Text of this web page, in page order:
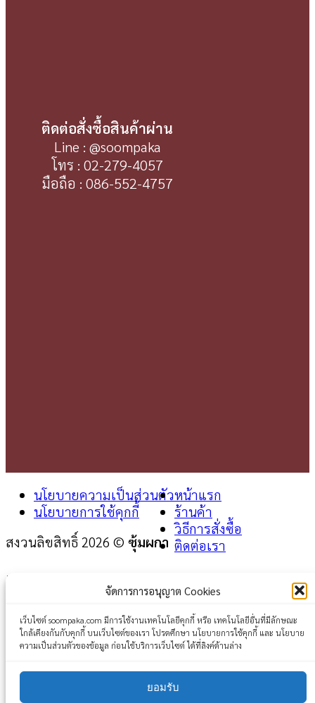
จัดการการอนุญาต Cookies
เว็บไซต์ soompaka.com มีการใช้งานเทคโนโลยีคุกกี้ หรือ เทคโนโลยีอื่นที่มีลักษณะ
ใกล้เคียงกันกับคุกกี้ บนเว็บไซต์ของเรา โปรดศึกษา นโยบายการใช้คุกกี้ และ นโยบาย
ความเป็นส่วนตัวของข้อมูล ก่อนใช้บริการเว็บไซต์ ได้ที่ลิงค์ด้านล่าง
ยอมรับ
ติดต่อสั่งซื้อสินค้าผ่าน
Line : @soompaka
โทร : 02-279-4057
มือถือ : 086-552-4757
นโยบายความเป็นส่วนตัว
นโยบายการใช้คุกกี้
สงวนลิขสิทธิ์ 2026 © ซุ้มผกา
หน้าแรก
ร้านค้า
วิธีการสั่งซื้อ
ติดต่อเรา
Login
Username or email address *
Password*